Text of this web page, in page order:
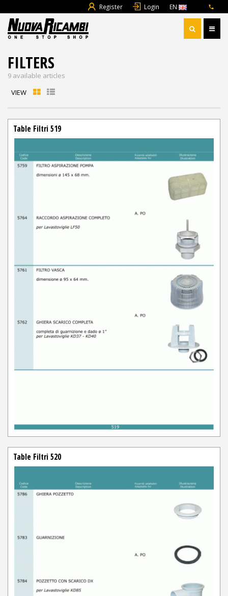
Register Login EN
FILTERS
9 available articles
VIEW
Table Filtri 519
Table Filtri 520